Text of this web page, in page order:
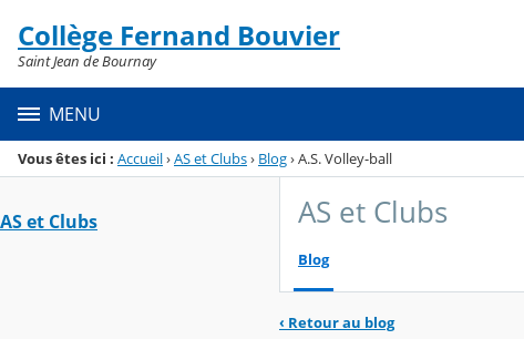
Menu de la rubrique
Contenu
Collège Fernand Bouvier
Saint Jean de Bournay
MENU
Vous êtes ici : Accueil›AS et Clubs› Blog›A.S. Volley-ball
AS et Clubs AS et Clubs
Blog
‹ Retour au blog